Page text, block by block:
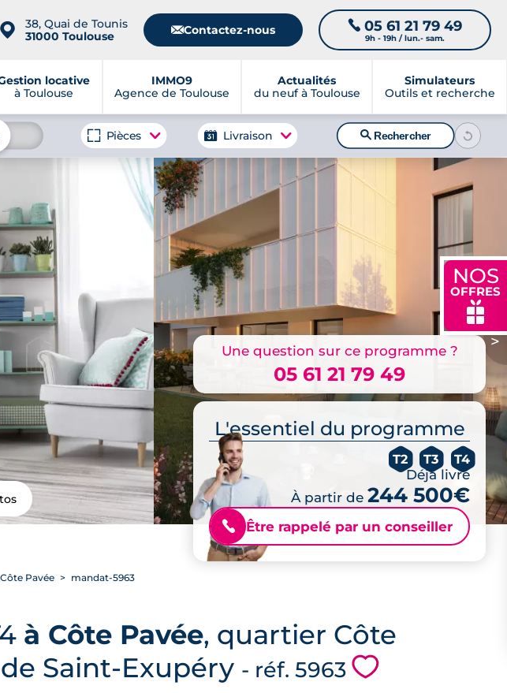
📍
38, Quai de Tounis
31000 Toulouse
📧Contactez-nous 📞 05 61 21 79 49
9h - 19h / lun.- sam.
locative
à Toulouse
IMMO9
Agence de Toulouse
Actualités
du neuf à Toulouse
Simulateurs
Outils et recherche
NOS
OFFRES
🎁
Pièces Livraison 🔍Rechercher
>
Une question sur ce programme ?
05 61 21 79 49
L'essentiel du programme
T2 T3 T4
Déjà livré
À partir de 244 500€
📞 Être rappelé par un conseiller
Pavée mandat-5963
à Côte Pavée, quartier Côte
Saint-Exupéry - réf. 5963 💗